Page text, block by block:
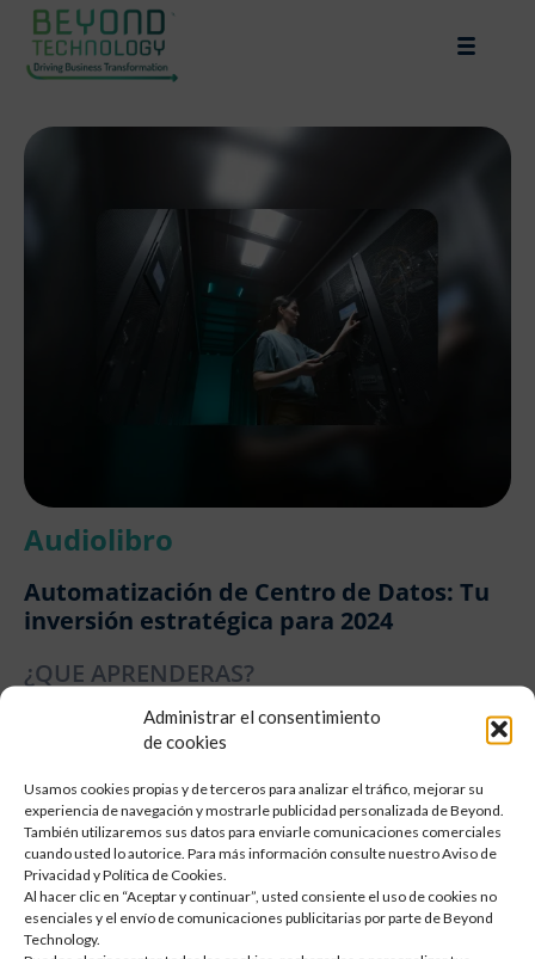
Estrategia de TI y Hoja de Ruta Tecnológica
Debida Diligencia Tecnológica y Selección de Proveedores
Gobierno de TI y Diseño ITIL / ITSM
Diseño de Plataforma de Observabilidad
Gestión del Cambio Organizacional en TI
Transformación Digital y en la
Nube
Arquitectura y Migración a la Nube
Diseño e Implementación de SD-WAN / SD-LAN
Evaluación de Preparación y TCO en la Nube
Planes de Migración por Oleadas — Lift/Shift, Re-plataforma,
Administrar el consentimiento
de cookies
Usamos cookies propias y de terceros para analizar el tráfico, mejorar su
experiencia de navegación y mostrarle publicidad personalizada de Beyond.
También utilizaremos sus datos para enviarle comunicaciones comerciales
cuando usted lo autorice. Para más información consulte nuestro Aviso de
Privacidad y Política de Cookies.
Al hacer clic en “Aceptar y continuar”, usted consiente el uso de cookies no
esenciales y el envío de comunicaciones publicitarias por parte de Beyond
Technology.
Audiolibro
Automatización de Centro de Datos: Tu
inversión estratégica para 2024
¿QUE APRENDERAS?
Descarga la infografía y descubre cómo la
automatización de centros de datos puede
Con soluciones innovadoras como Juniper
Apstra, obtendrás un control avanzado
mediante redes basadas en intención,
telemetría y soporte de múltiples arquitecturas,
que permiten reducir errores y minimizar
costos operativos.